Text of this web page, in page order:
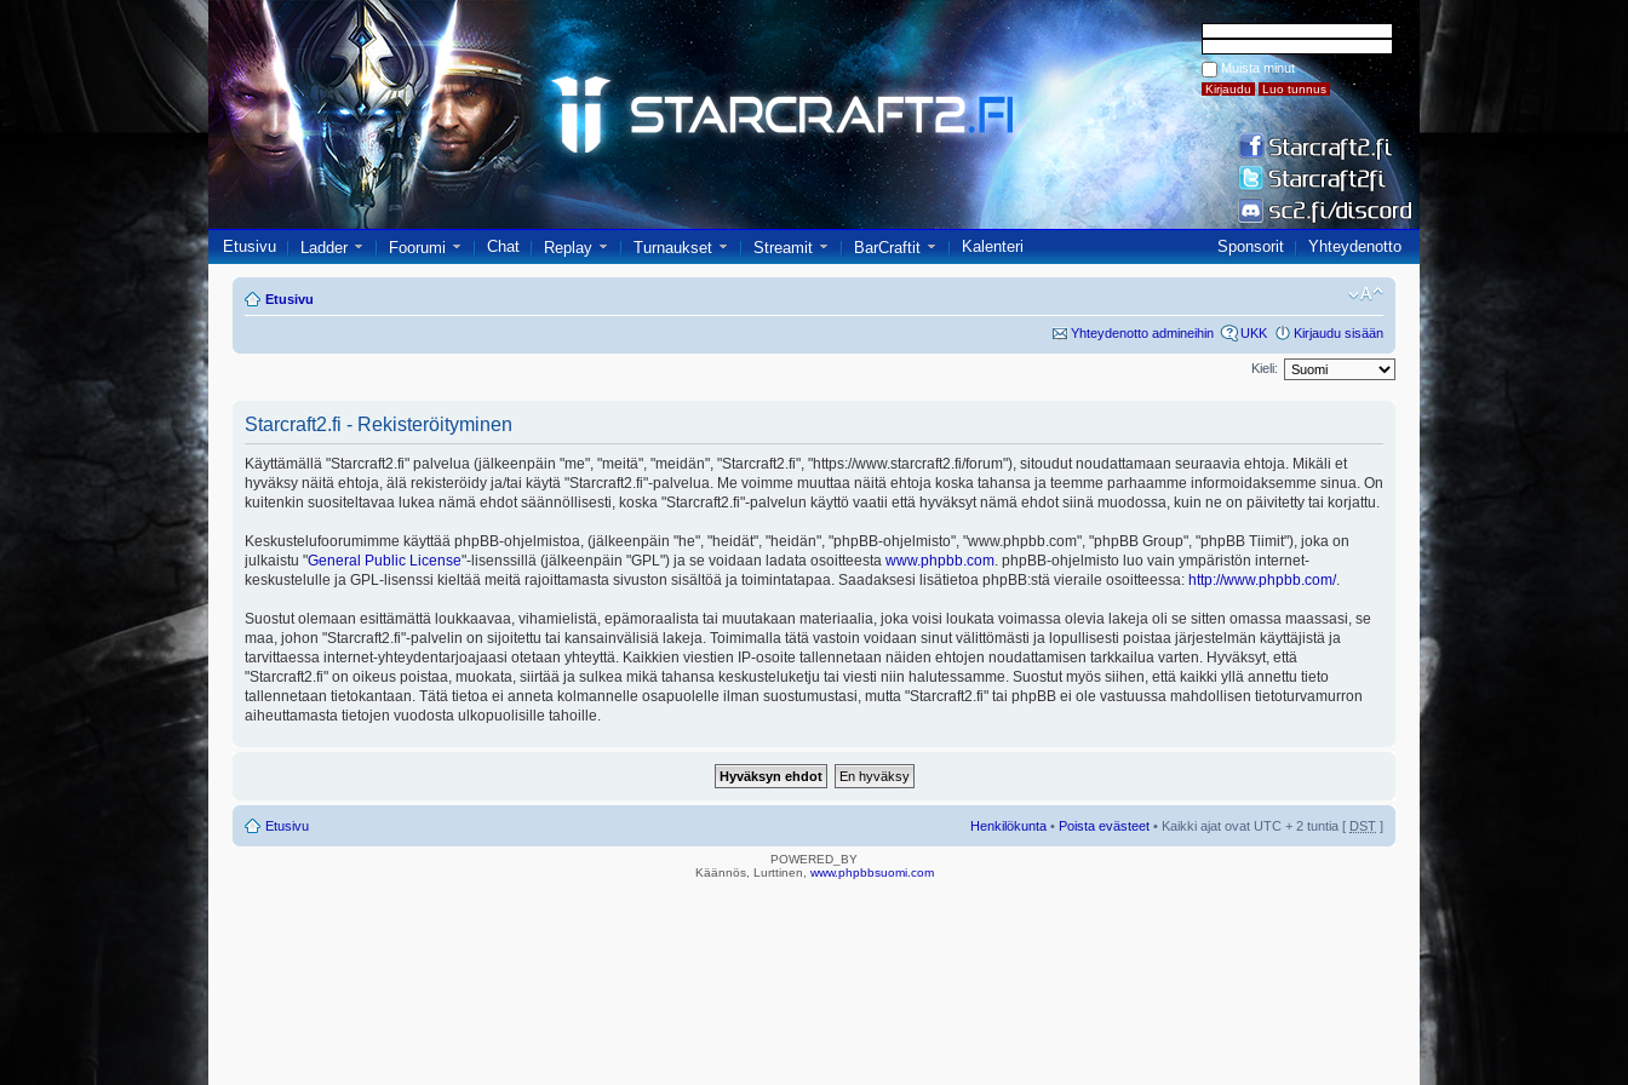
Muista minut
Etusivu Ladder Foorumi Chat Replay Turnaukset Streamit BarCraftit Kalenteri Sponsorit Yhteydenotto
Etusivu
Yhteydenotto admineihin UKK Kirjaudu sisään
Kieli:
Starcraft2.fi - Rekisteröityminen
Käyttämällä "Starcraft2.fi" palvelua (jälkeenpäin "me", "meitä", "meidän", "Starcraft2.fi", "https://www.starcraft2.fi/forum"), sitoudut noudattamaan seuraavia ehtoja. Mikäli et
hyväksy näitä ehtoja, älä rekisteröidy ja/tai käytä "Starcraft2.fi"-palvelua. Me voimme muuttaa näitä ehtoja koska tahansa ja teemme parhaamme informoidaksemme sinua. On
kuitenkin suositeltavaa lukea nämä ehdot säännöllisesti, koska "Starcraft2.fi"-palvelun käyttö vaatii että hyväksyt nämä ehdot siinä muodossa, kuin ne on päivitetty tai korjattu.
Keskustelufoorumimme käyttää phpBB-ohjelmistoa, (jälkeenpäin "he", "heidät", "heidän", "phpBB-ohjelmisto", "www.phpbb.com", "phpBB Group", "phpBB Tiimit"), joka on
julkaistu "General Public License"-lisenssillä (jälkeenpäin "GPL") ja se voidaan ladata osoitteesta www.phpbb.com . phpBB-ohjelmisto luo vain ympäristön internet-
keskustelulle ja GPL-lisenssi kieltää meitä rajoittamasta sivuston sisältöä ja toimintatapaa. Saadaksesi lisätietoa phpBB:stä vieraile osoitteessa: http://www.phpbb.com/.
Suostut olemaan esittämättä loukkaavaa, vihamielistä, epämoraalista tai muutakaan materiaalia, joka voisi loukata voimassa olevia lakeja oli se sitten omassa maassasi, se
maa, johon "Starcraft2.fi"-palvelin on sijoitettu tai kansainvälisiä lakeja. Toimimalla tätä vastoin voidaan sinut välittömästi ja lopullisesti poistaa järjestelmän käyttäjistä ja
tarvittaessa internet-yhteydentarjoajaasi otetaan yhteyttä. Kaikkien viestien IP-osoite tallennetaan näiden ehtojen noudattamisen tarkkailua varten. Hyväksyt, että
"Starcraft2.fi" on oikeus poistaa, muokata, siirtää ja sulkea mikä tahansa keskusteluketju tai viesti niin halutessamme. Suostut myös siihen, että kaikki yllä annettu tieto
tallennetaan tietokantaan. Tätä tietoa ei anneta kolmannelle osapuolelle ilman suostumustasi, mutta "Starcraft2.fi" tai phpBB ei ole vastuussa mahdollisen tietoturvamurron
aiheuttamasta tietojen vuodosta ulkopuolisille tahoille.
Etusivu Henkilökunta • Poista evästeet • Kaikki ajat ovat UTC + 2 tuntia [ DST ]
POWERED_BY
Käännös, Lurttinen, www.phpbbsuomi.com